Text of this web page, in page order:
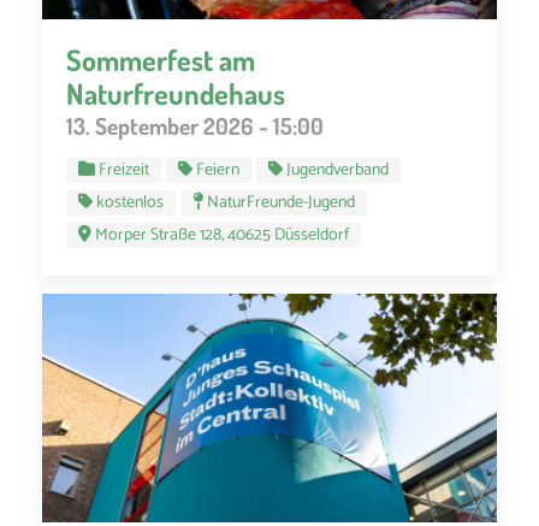
Sommerfest am
Naturfreundehaus
13. September 2026 - 15:00
Freizeit Feiern
Jugendverband
kostenlos
NaturFreunde-Jugend
Morper Straße 128, 40625 Düsseldorf